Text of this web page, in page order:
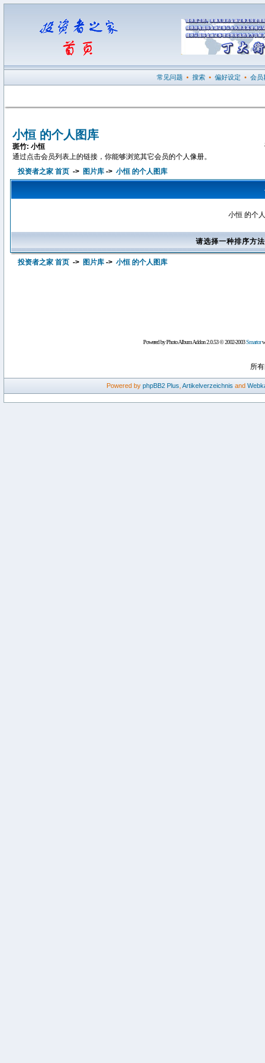
常见问题 • 搜索 • 偏好设定 • 会员
小恒 的个人图库
斑竹: 小恒
通过点击会员列表上的链接，你能够浏览其它会员的个人像册。
投资者之家 首页 -> 图片库 -> 小恒 的个人图库
小恒 的个
请选择一种排序方
投资者之家 首页 -> 图片库 -> 小恒 的个人图库
Powered by Photo Album Addon 2.0.53 © 2002-2003Smartor
所
Powered by phpBB2 Plus Artikelverzeichnis and